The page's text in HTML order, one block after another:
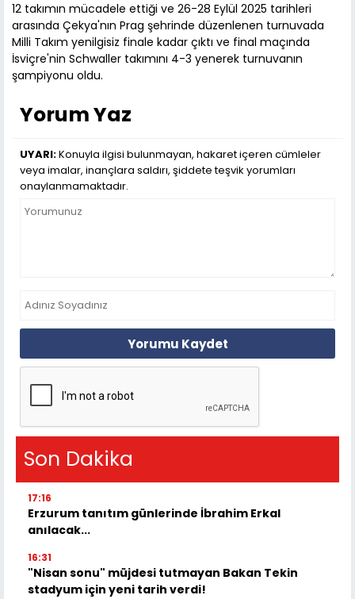
12 takımın mücadele ettiği ve 26-28 Eylül 2025 tarihleri
arasında Çekya'nın Prag şehrinde düzenlenen turnuvada
Milli Takım yenilgisiz finale kadar çıktı ve final maçında
İsviçre'nin Schwaller takımını 4-3 yenerek turnuvanın
şampiyonu oldu.
Yorum Yaz
UYARI:Konuyla ilgisi bulunmayan, hakaret içeren cümleler
veya imalar, inançlara saldırı, şiddete teşvik yorumları
onaylanmamaktadır.
Yorumu Kaydet
Son Dakika
17:16
Erzurum tanıtım günlerinde İbrahim Erkal
anılacak...
16:31
"Nisan sonu" müjdesi tutmayan Bakan Tekin
stadyum için yeni tarih verdi!